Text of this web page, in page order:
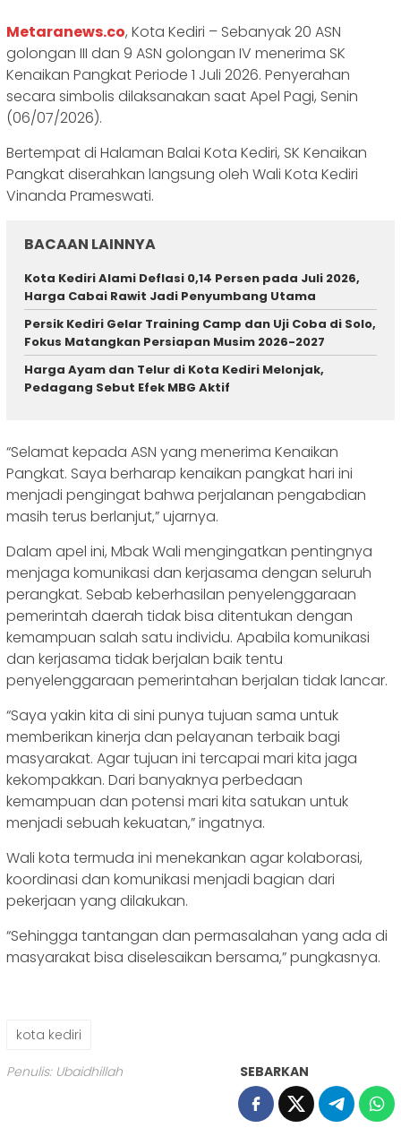
Metaranews.co, Kota Kediri – Sebanyak 20 ASN
golongan III dan 9 ASN golongan IV menerima SK
Kenaikan Pangkat Periode 1 Juli 2026. Penyerahan
secara simbolis dilaksanakan saat Apel Pagi, Senin
(06/07/2026).
Bertempat di Halaman Balai Kota Kediri, SK Kenaikan
Pangkat diserahkan langsung oleh Wali Kota Kediri
Vinanda Prameswati.
BACAAN LAINNYA
Kota Kediri Alami Deflasi 0,14 Persen pada Juli 2026,
Harga Cabai Rawit Jadi Penyumbang Utama
Persik Kediri Gelar Training Camp dan Uji Coba di Solo,
Fokus Matangkan Persiapan Musim 2026-2027
Harga Ayam dan Telur di Kota Kediri Melonjak,
Pedagang Sebut Efek MBG Aktif
“Selamat kepada ASN yang menerima Kenaikan
Pangkat. Saya berharap kenaikan pangkat hari ini
menjadi pengingat bahwa perjalanan pengabdian
masih terus berlanjut,” ujarnya.
Dalam apel ini, Mbak Wali mengingatkan pentingnya
menjaga komunikasi dan kerjasama dengan seluruh
perangkat. Sebab keberhasilan penyelenggaraan
pemerintah daerah tidak bisa ditentukan dengan
kemampuan salah satu individu. Apabila komunikasi
dan kerjasama tidak berjalan baik tentu
penyelenggaraan pemerintahan berjalan tidak lancar.
“Saya yakin kita di sini punya tujuan sama untuk
memberikan kinerja dan pelayanan terbaik bagi
masyarakat. Agar tujuan ini tercapai mari kita jaga
kekompakkan. Dari banyaknya perbedaan
kemampuan dan potensi mari kita satukan untuk
menjadi sebuah kekuatan,” ingatnya.
Wali kota termuda ini menekankan agar kolaborasi,
koordinasi dan komunikasi menjadi bagian dari
pekerjaan yang dilakukan.
“Sehingga tantangan dan permasalahan yang ada di
masyarakat bisa diselesaikan bersama,” pungkasnya.
kota kediri
Penulis: Ubaidhillah SEBARKAN